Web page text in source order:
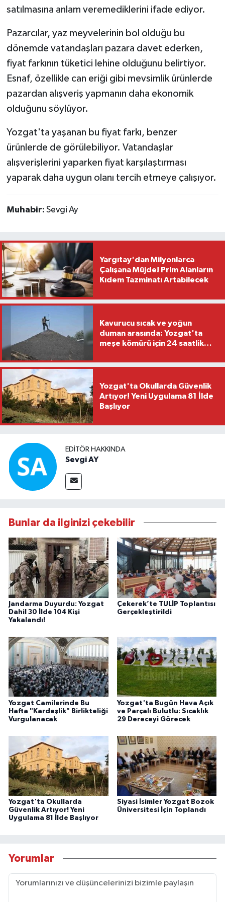
satılmasına anlam veremediklerini ifade ediyor.
Pazarcılar, yaz meyvelerinin bol olduğu bu
dönemde vatandaşları pazara davet ederken,
fiyat farkının tüketici lehine olduğunu belirtiyor.
Esnaf, özellikle can eriği gibi mevsimlik ürünlerde
pazardan alışveriş yapmanın daha ekonomik
olduğunu söylüyor.
Yozgat'ta yaşanan bu fiyat farkı, benzer
ürünlerde de görülebiliyor. Vatandaşlar
alışverişlerini yaparken fiyat karşılaştırması
yaparak daha uygun olanı tercih etmeye çalışıyor.
Muhabir: Sevgi Ay
Yargıtay'dan Milyonlarca
Çalışana Müjde! Prim Alanların
Kıdem Tazminatı Artabilecek
Kavurucu sıcak ve yoğun
duman arasında: Yozgat'ta
meşe kömürü için 24 saatlik
Yozgat'ta Okullarda Güvenlik
Artıyor! Yeni Uygulama 81 İlde
Başlıyor
EDITÖR HAKKINDA
Sevgi AY
Bunlar da ilginizi çekebilir
Jandarma Duyurdu: Yozgat
Dahil 30 İlde 104 Kişi
Yakalandı!
Çekerek’te TULİP Toplantısı
Gerçekleştirildi
Yozgat Camilerinde Bu
Hafta "Kardeşlik" Birlikteliği
Vurgulanacak
Yozgat'ta Bugün Hava Açık
ve Parçalı Bulutlu: Sıcaklık
29 Dereceyi Görecek
Yozgat'ta Okullarda
Güvenlik Artıyor! Yeni
Uygulama 81 İlde Başlıyor
Siyasi İsimler Yozgat Bozok
Üniversitesi İçin Toplandı
Yorumlar